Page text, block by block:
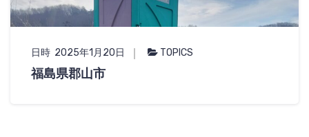
日時 2025年1月20日 TOPICS
福島県郡山市